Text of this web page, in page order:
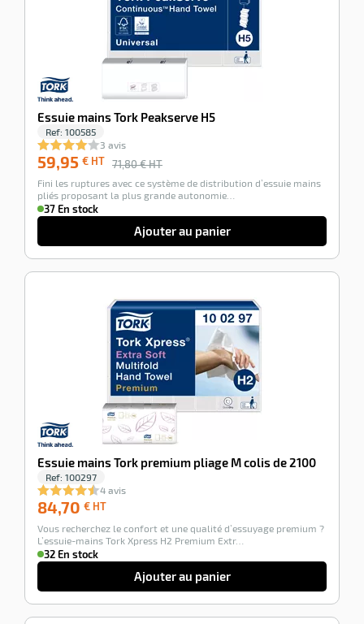
Essuie mains Tork Peakserve H5
Ref: 100585
3 avis
59,95 € HT 71,80 € HT
Fini les ruptures avec ce système de distribution d’essuie mains
pliés proposant la plus grande autonomie…
37 En stock
Ajouter au panier
Essuie mains Tork premium pliage M colis de 2100
Ref: 100297
4 avis
84,70 € HT
HT
Vous recherchez le confort et une qualité d’essuyage premium ?
L’essuie-mains Tork Xpress H2 Premium Extr…
32 En stock
Ajouter au panier